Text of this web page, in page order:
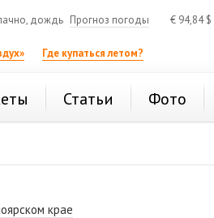
дождь Прогноз погоды € 94,84$
Где купаться летом?
Статьи Фото
крае